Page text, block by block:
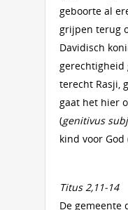
geboorte al
grijpen terug
Davidisch
gerechtigheid
terecht Rasji,
gaat het hier
(genitivus
kind voor God
Titus 2,11-14
De gemeente